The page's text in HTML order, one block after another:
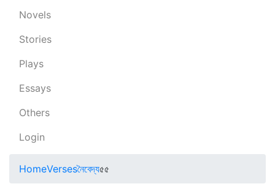
Novels
Stories
Plays
Essays
Others
Login
HomeVersesনৈবেদ্য৫৫